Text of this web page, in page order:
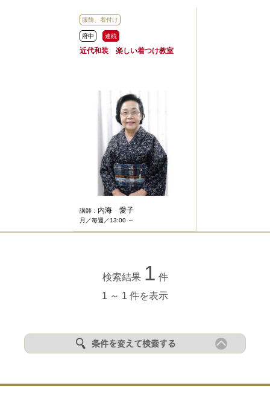
服飾、着付け
府中 連続
近代和装 楽しい着つけ教室
講師： 内海 愛子
月／毎週／13:00 ～
検索結果 1 件
1 ～ 1 件を表示
条件を変えて検索する